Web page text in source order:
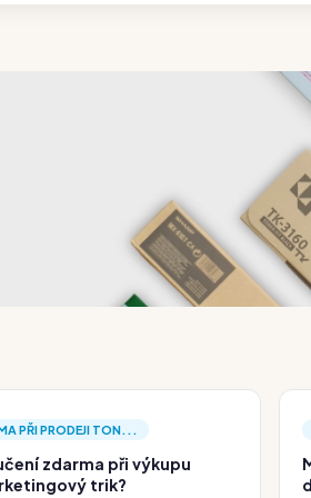
PŘI PRODEJI TON...
zdarma při výkupu
trik?